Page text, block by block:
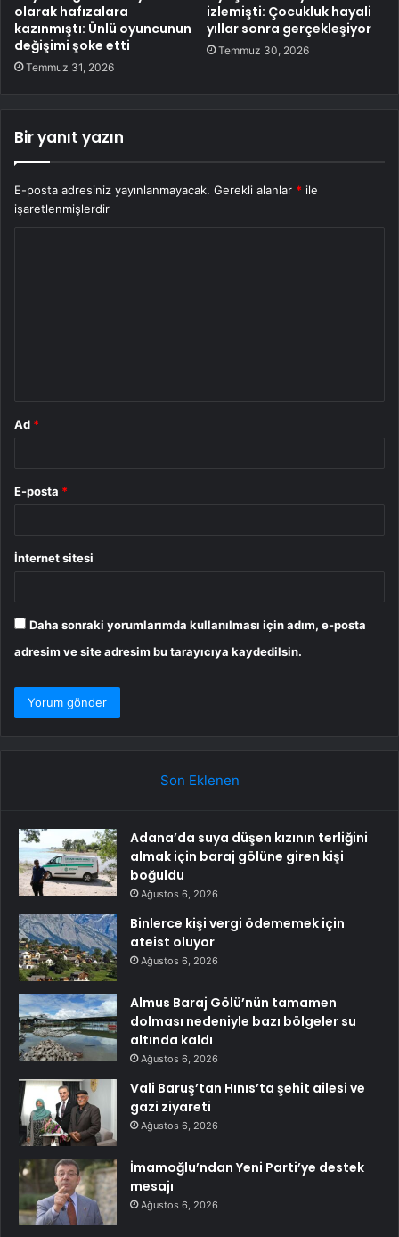
olarak hafızalara
kazınmıştı: Ünlü oyuncunun
değişimi şoke etti
Temmuz 31, 2026
izlemişti: Çocukluk hayali
yıllar sonra gerçekleşiyor
Temmuz 30, 2026
Bir yanıt yazın
E-posta adresiniz yayınlanmayacak. Gerekli alanlar * ile
işaretlenmişlerdir
Ad *
E-posta *
İnternet sitesi
Daha sonraki yorumlarımda kullanılması için adım, e-posta
adresim ve site adresim bu tarayıcıya kaydedilsin.
Son Eklenen
Adana’da suya düşen kızının terliğini
almak için baraj gölüne giren kişi
boğuldu
Ağustos 6, 2026
Binlerce kişi vergi ödememek için
ateist oluyor
Ağustos 6, 2026
Almus Baraj Gölü’nün tamamen
dolması nedeniyle bazı bölgeler su
altında kaldı
Ağustos 6, 2026
Vali Baruş’tan Hınıs’ta şehit ailesi ve
gazi ziyareti
Ağustos 6, 2026
İmamoğlu’ndan Yeni Parti’ye destek
mesajı
Ağustos 6, 2026